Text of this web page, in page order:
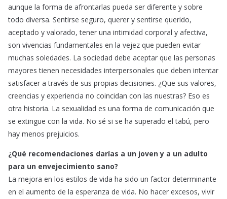
aunque la forma de afrontarlas pueda ser diferente y sobre
todo diversa. Sentirse seguro, querer y sentirse querido,
aceptado y valorado, tener una intimidad corporal y afectiva,
son vivencias fundamentales en la vejez que pueden evitar
muchas soledades. La sociedad debe aceptar que las personas
mayores tienen necesidades interpersonales que deben intentar
satisfacer a través de sus propias decisiones. ¿Que sus valores,
creencias y experiencia no coincidan con las nuestras? Eso es
otra historia. La sexualidad es una forma de comunicación que
se extingue con la vida. No sé si se ha superado el tabú, pero
hay menos prejuicios.
¿Qué recomendaciones darías a un joven y a un adulto
para un envejecimiento sano?
La mejora en los estilos de vida ha sido un factor determinante
en el aumento de la esperanza de vida. No hacer excesos, vivir